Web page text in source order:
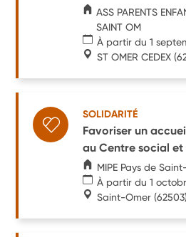
ASS PARENTS
SAINT OM
À partir du 1
ST OMER CEDEX
SOLIDARITÉ
Favoriser un
au Centre social et
MIPE Pays de
À partir du 1
Saint-Omer (62503)